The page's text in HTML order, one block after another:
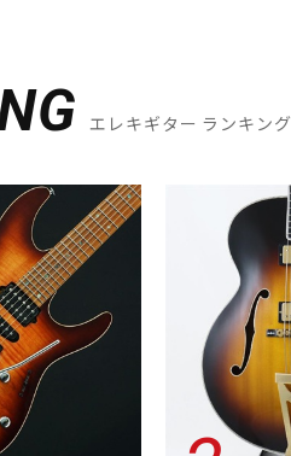
エレキギター ランキング